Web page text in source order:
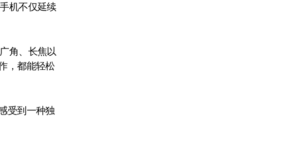
机不仅延续
角、长焦以
，都能轻松
受到一种独